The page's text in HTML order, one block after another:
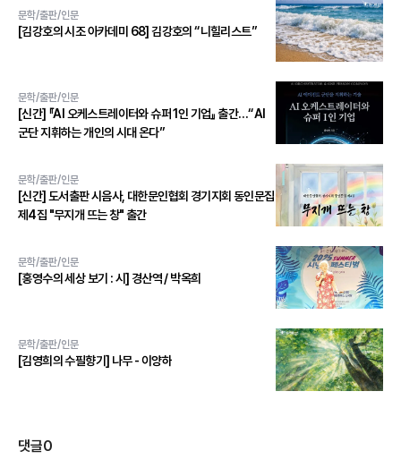
문학/출판/인문
[김강호의 시조 아카데미 68] 김강호의 “니힐리스트”
문학/출판/인문
[신간] 『AI 오케스트레이터와 슈퍼 1인 기업』 출간…“AI
군단 지휘하는 개인의 시대 온다”
문학/출판/인문
[신간] 도서출판 시음사, 대한문인협회 경기지회 동인문집
제4집 "무지개 뜨는 창" 출간
문학/출판/인문
[홍영수의 세상 보기 : 시] 경산역 / 박옥희
문학/출판/인문
[김영희의 수필향기] 나무 - 이양하
댓글0